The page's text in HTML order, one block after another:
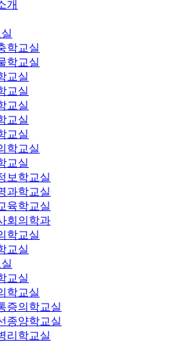
개
학교실
학교실
교실
교실
교실
교실
교실
학교실
교실
보학교실
과학교실
육학교실
회의학과
학교실
교실
교실
학교실
증의학교실
종양학교실
리학교실